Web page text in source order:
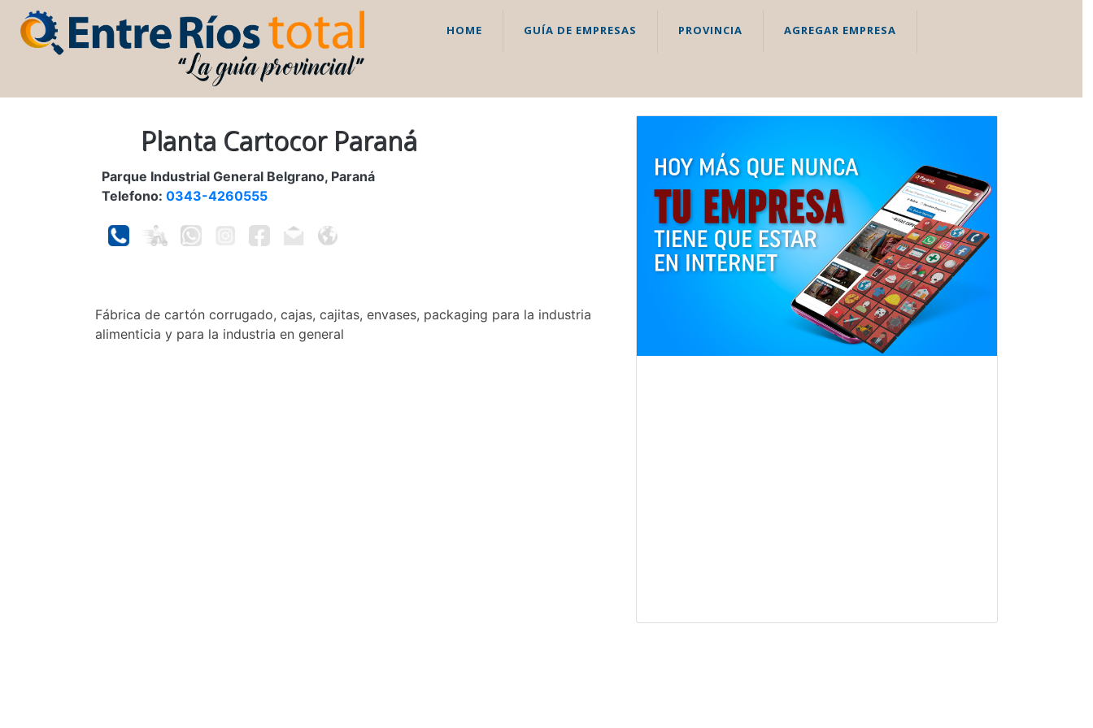
HOME GUÍA DE EMPRESAS PROVINCIA AGREGAR EMPRESA
Planta Cartocor Paraná
Parque Industrial General Belgrano, Paraná
Telefono: 0343-4260555
Fábrica de cartón corrugado, cajas, cajitas, envases, packaging para la industria
alimenticia y para la industria en general